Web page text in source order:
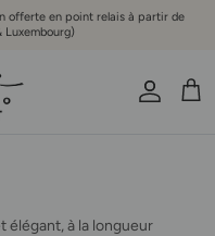
offerte en point relais à partir de
Luxembourg)
Compte
élégant, à la longueur